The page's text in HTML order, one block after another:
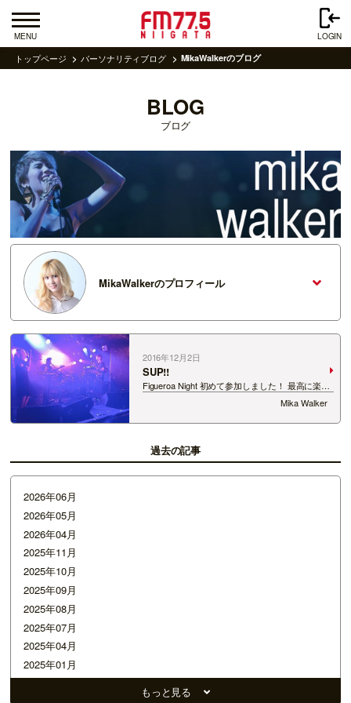
MENU LOGIN
トップページ パーソナリティブログ MikaWalkerのブログ
BLOG
ブログ
MikaWalkerのプロフィール
2016年12月2日
SUP!!
Figueroa Night 初めて参加しました！ 最高に楽し
かった！！ Riverstでライブしてからすぐ駆けつ
けました！ リバーストで気持ちいライブできたと
思います！ やっぱりドンドンみんなにfornowも知
Mika Walker
過去の記事
2026年06月
2026年05月
2026年04月
2025年11月
2025年10月
2025年09月
2025年08月
2025年07月
2025年04月
2025年01月
2024年12月
もっと見る